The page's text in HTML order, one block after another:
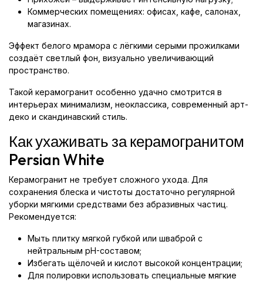
Коммерческих помещениях: офисах, кафе, салонах,
магазинах.
Эффект белого мрамора с лёгкими серыми прожилками
создаёт светлый фон, визуально увеличивающий
пространство.
Такой керамогранит особенно удачно смотрится в
интерьерах минимализм, неоклассика, современный арт-
деко и скандинавский стиль.
Как ухаживать за керамогранитом
Persian White
Керамогранит не требует сложного ухода. Для
сохранения блеска и чистоты достаточно регулярной
уборки мягкими средствами без абразивных частиц.
Рекомендуется:
Мыть плитку мягкой губкой или шваброй с
нейтральным pH-составом;
Избегать щёлочей и кислот высокой концентрации;
Для полировки использовать специальные мягкие